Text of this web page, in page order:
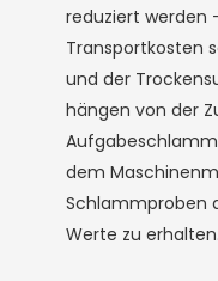
reduziert werden
Transportkosten
und der
hängen von der
dem
Schlammproben
Werte zu erhalten.